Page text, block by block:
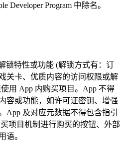
Developer Program 中除名。
锁特性或功能 (解锁方式有：订
关卡、优质内容的访问权限或解
用 App 内购买项目。App 不得
容或功能，如许可证密钥、增强
App 及对应元数据不得包含指引
项目机制进行购买的按钮、外部
语。